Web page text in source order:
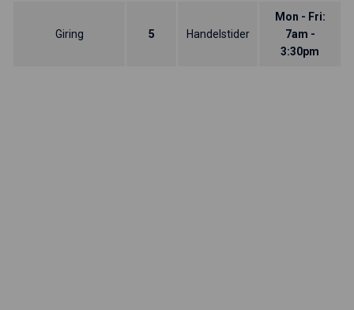
Giring 5 Handelstider
Mon - Fri:
7am -
3:30pm